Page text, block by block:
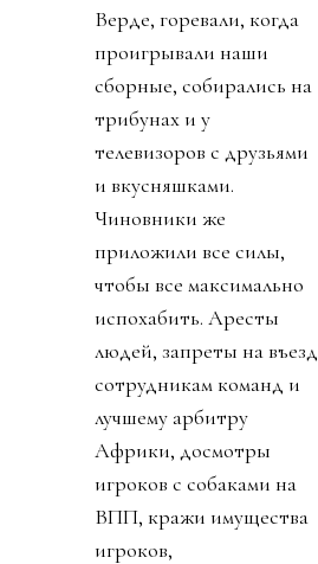
Верде, горевали, когда
проигрывали наши
сборные, собирались на
трибунах и у
телевизоров с друзьями
и вкусняшками.
Чиновники же
приложили все силы,
чтобы все максимально
испохабить. Аресты
людей, запреты на въезд
сотрудникам команд и
лучшему арбитру
Африки, досмотры
игроков с собаками на
ВПП, кражи имущества
игроков,